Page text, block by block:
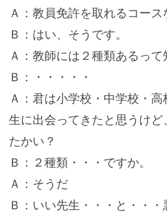
Ａ：教員免許を取れるコース
Ｂ：はい、そうです。
Ａ：教師には２種類あるって
Ｂ：・・・・・
Ａ：君は小学校・中学校・
生に出会ってきたと思うけど
たかい？
Ｂ：２種類・・・ですか。
Ａ：そうだ
Ｂ：いい先生・・・と・・・